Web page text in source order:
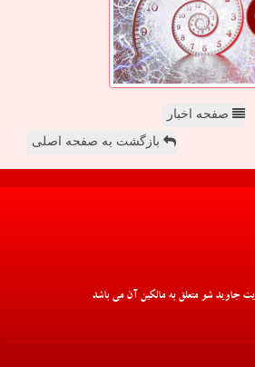
صفحه اخبار
بازگشت به صفحه اصلی